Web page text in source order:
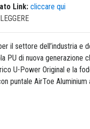
Link: cliccare qui
il settore dell’industria
di nuova generazione
U-Power Original e la
puntale AirToe